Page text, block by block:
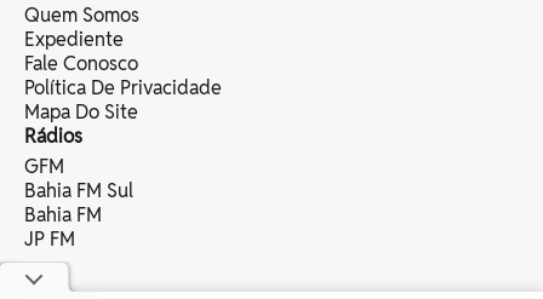
Quem Somos
Expediente
Fale Conosco
Política De Privacidade
Mapa Do Site
Rádios
GFM
Bahia FM Sul
Bahia FM
JP FM